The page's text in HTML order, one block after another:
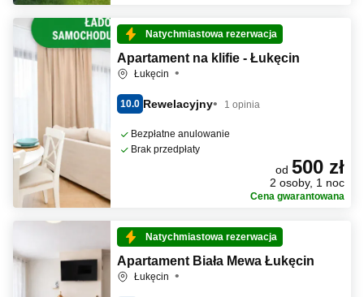
Natychmiastowa rezerwacja
Apartament na klifie - Łukęcin
Łukęcin
10.0 Rewelacyjny 1 opinia
Bezpłatne anulowanie
Brak przedpłaty
od 500 zł
2 osoby, 1 noc
Cena gwarantowana
Natychmiastowa rezerwacja
Apartament Biała Mewa Łukęcin
Łukęcin